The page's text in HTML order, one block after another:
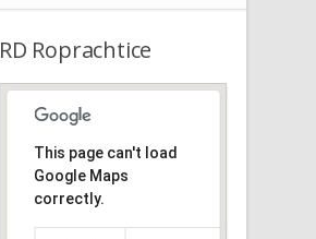
RD Roprachtice
This page can't load
Google Maps
correctly.